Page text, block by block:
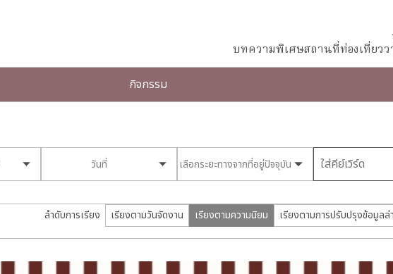
บทความพิเศษสถานที่ท่องเที่ยว
กิจกรรม
วันที่ เลือกระยะทางจากที่อยู่ปัจจุบัน
ลำดับการเรียง เรียงตามวันจัดงาน เรียงตามความนิยม เรียงตามการปรับปรุงข้อมูลล่